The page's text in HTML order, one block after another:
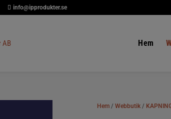
info@ipprodukter.se
Hem
Hem/ Webbutik/